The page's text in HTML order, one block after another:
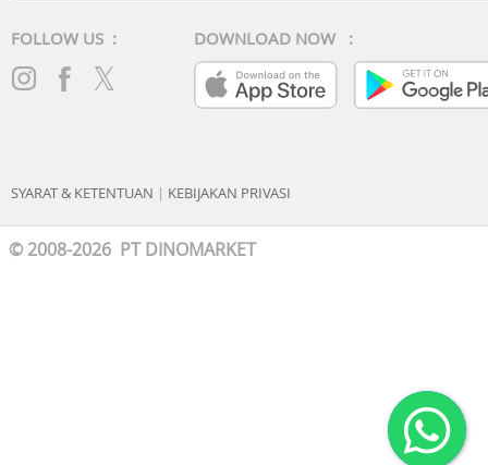
FOLLOW US : DOWNLOAD NOW :
SYARAT & KETENTUAN | KEBIJAKAN PRIVASI
© 2008-2026 PT DINOMARKET